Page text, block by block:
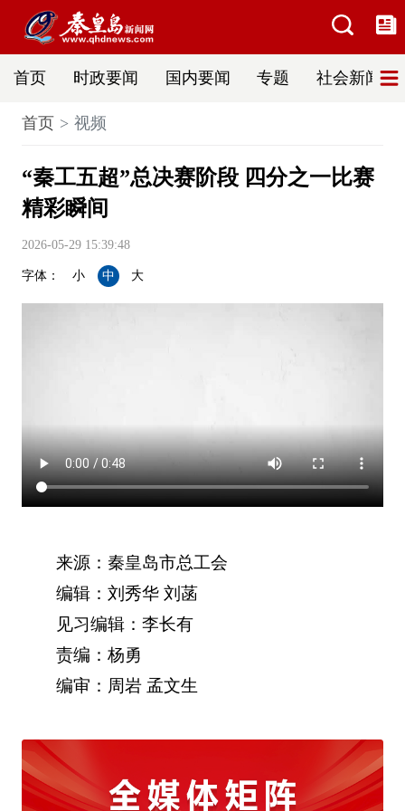
首页 时政要闻 国内要闻 专题 社会新闻
首页 视频
“秦工五超”总决赛阶段 四分之一比赛
精彩瞬间
2026-05-29 15:39:48
字体： 小 中 大
来源：秦皇岛市总工会
编辑：刘秀华 刘菡
见习编辑：李长有
责编：杨勇
编审：周岩 孟文生